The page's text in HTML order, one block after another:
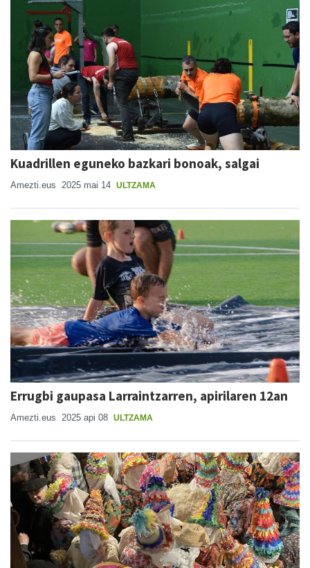
Kuadrillen eguneko bazkari bonoak, salgai
Amezti.eus 2025 mai 14 ULTZAMA
Errugbi gaupasa Larraintzarren, apirilaren 12an
Amezti.eus 2025 api 08 ULTZAMA